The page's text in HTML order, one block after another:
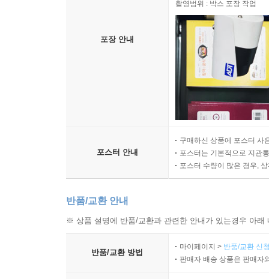
포장 안내
촬영범위 : 박스 포장 작업
포스터 안내
구매하신 상품에 포스터 사
포스터는 기본적으로 지관
포스터 수량이 많은 경우,
반품/교환 안내
※ 상품 설명에 반품/교환과 관련한 안내가 있는경우 아
반품/교환 방법
마이페이지 > 반품/교환 신
판매자 배송 상품은 판매자